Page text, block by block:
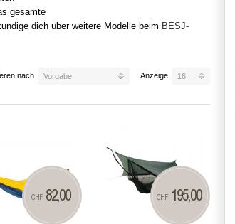
gesamte
dich über weitere Modelle beim BESJ-
nach Vorgabe Anzeige 16
CHF 82,00 CHF 195,00